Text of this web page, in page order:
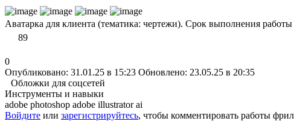
Аватарка для клиента (тематика: чертежи). Срок выполнения
89
0
Опубликовано: 31.01.25 в 15:23 Обновлено: 23.05.25 в 20:35
Обложки для соцсетей
Инструменты и навыки
adobe photoshop adobe illustratorai
Войдите или зарегистрируйтесь, чтобы комментировать работы